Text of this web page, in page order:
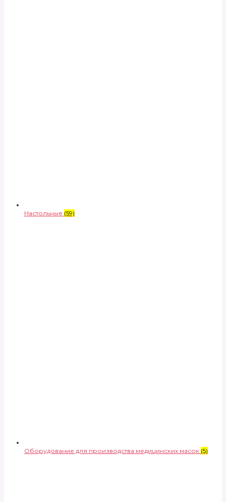
Настольные (59)
Оборудование для производства медицинских масок (5)